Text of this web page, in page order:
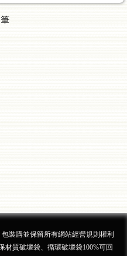
筆
裝購並保留所有網站經營規則權利
材質破壞袋、循環破壞袋100%可回